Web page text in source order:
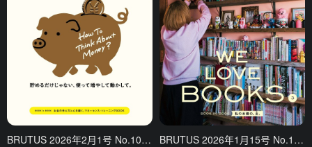
BRUTUS 2026年2月1号 No.1046 金钱特集 BRUTUS 2026年1月15号 No.1045 理想的书架